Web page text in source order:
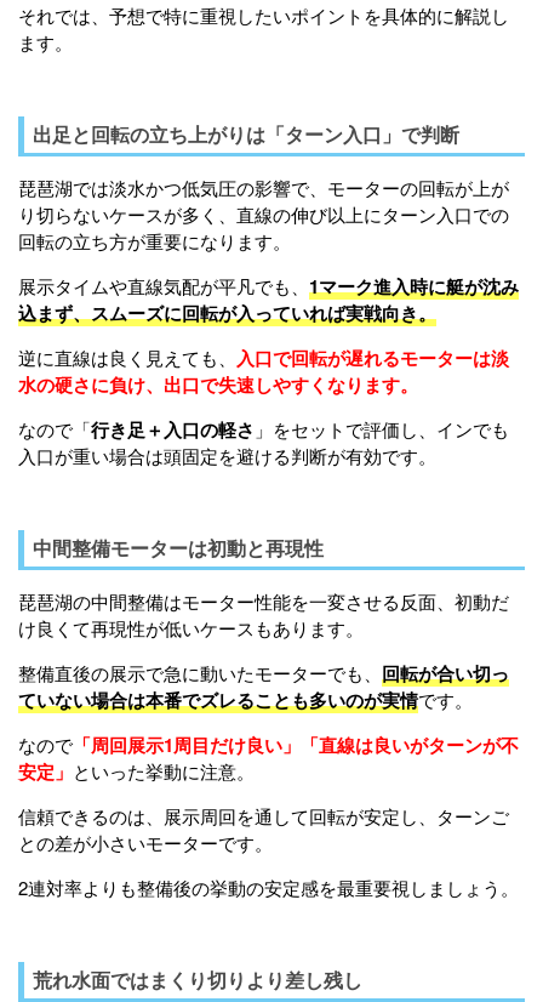
それでは、予想で特に重視したいポイントを具体的に解説し
ます。
出足と回転の立ち上がりは「ターン入口」で判断
琵琶湖では淡水かつ低気圧の影響で、モーターの回転が上が
り切らないケースが多く、直線の伸び以上にターン入口での
回転の立ち方が重要になります。
展示タイムや直線気配が平凡でも、 1マーク進入時に艇が沈み
込まず、スムーズに回転が入っていれば実戦向き。
逆に直線は良く見えても、 入口で回転が遅れるモーターは淡
水の硬さに負け、出口で失速しやすくなります。
なので「行き足＋入口の軽さ 」をセットで評価し、インでも
入口が重い場合は頭固定を避ける判断が有効です。
中間整備モーターは初動と再現性
琵琶湖の中間整備はモーター性能を一変させる反面、初動だ
け良くて再現性が低いケースもあります。
整備直後の展示で急に動いたモーターでも、 回転が合い切っ
ていない場合は本番でズレることも多いのが実情です。
なので 「周回展示1周目だけ良い 」「直線は良いがターンが不
安定」 といった挙動に注意。
信頼できるのは、展示周回を通して回転が安定し、ターンご
との差が小さいモーターです。
2連対率よりも整備後の挙動の安定感を最重要視しましょう。
荒れ水面ではまくり切りより差し残し